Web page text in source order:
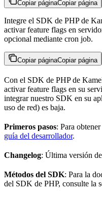
Copiar páginaCopiar página
Integre el SDK de PHP de
activar feature flags en
opcional mediante cron job.
Copiar páginaCopiar página
Con el SDK de PHP de
activar feature flags en su
integrar nuestro SDK en su
uso de red) es baja.
Primeros pasos: Para
guía del desarrollador.
Changelog: Última versión
Métodos del SDK: Para la
del SDK de PHP, consulte la